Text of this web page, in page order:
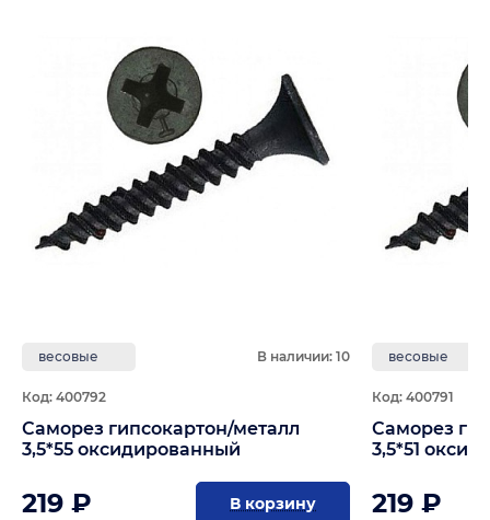
весовые В наличии: 10
Код: 400792
Саморез гипсокартон/металл
3,5*55 оксидированный
219 ₽ В корзину
весовые
Код: 400791
Саморез
3,5*51
219 ₽